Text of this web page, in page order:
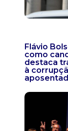
Flávio
como
destaca
à